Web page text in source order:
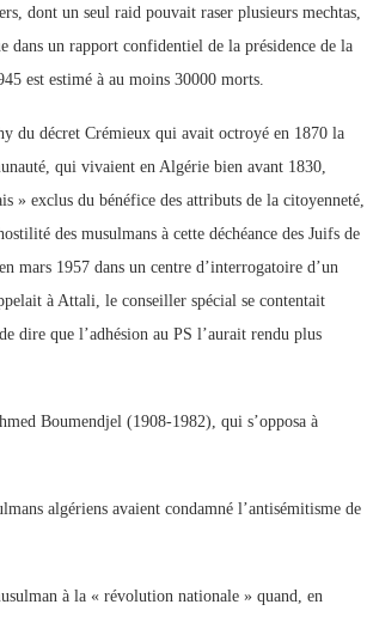
dont un seul raid pouvait raser plusieurs mechtas,
dans un rapport confidentiel de la présidence de la
est estimé à au moins 30000 morts.
du décret Crémieux qui avait octroyé en 1870 la
qui vivaient en Algérie bien avant 1830,
» exclus du bénéfice des attributs de la citoyenneté,
des musulmans à cette déchéance des Juifs de
mars 1957 dans un centre d’interrogatoire d’un
à Attali, le conseiller spécial se contentait
dire que l’adhésion au PS l’aurait rendu plus
Boumendjel (1908-1982), qui s’opposa à
algériens avaient condamné l’antisémitisme de
à la « révolution nationale » quand, en